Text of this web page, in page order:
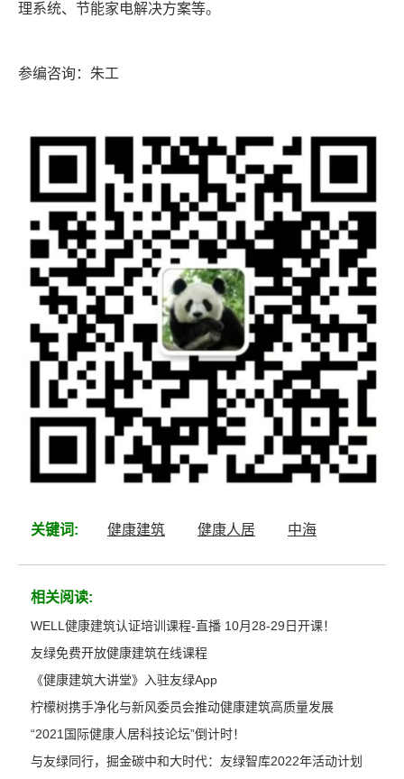
理系统、节能家电解决方案等。
参编咨询：朱工
关键词: 健康建筑 健康人居 中海
相关阅读:
WELL健康建筑认证培训课程-直播 10月28-29日开课！
友绿免费开放健康建筑在线课程
《健康建筑大讲堂》入驻友绿App
柠檬树携手净化与新风委员会推动健康建筑高质量发展
“2021国际健康人居科技论坛”倒计时！
与友绿同行，掘金碳中和大时代：友绿智库2022年活动计划